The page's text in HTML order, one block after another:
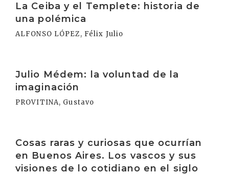
La Ceiba y el Templete: historia de
una polémica
ALFONSO LÓPEZ, Félix Julio
Julio Médem: la voluntad de la
imaginación
PROVITINA, Gustavo
Cosas raras y curiosas que ocurrían
en Buenos Aires. Los vascos y sus
visiones de lo cotidiano en el siglo